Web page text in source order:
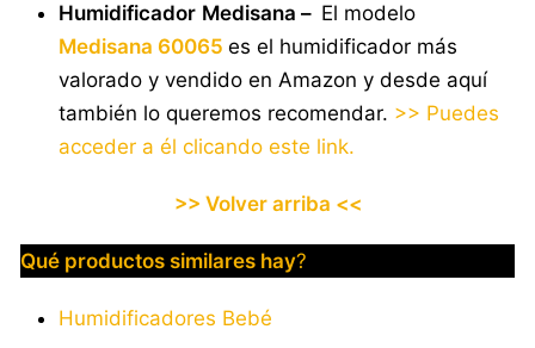
Humidificador Medisana – El modelo
Medisana 60065 es el humidificador más
valorado y vendido en Amazon y desde aquí
también lo queremos recomendar. >> Puedes
acceder a él clicando este link.
>> Volver arriba <<
Qué productos similares hay?
Humidificadores Bebé